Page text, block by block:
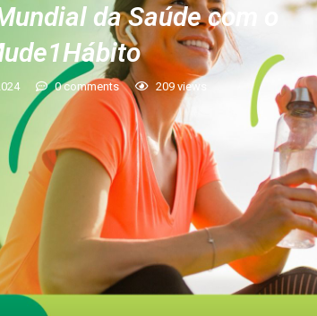
da Saúde com o
0 comments 209 views